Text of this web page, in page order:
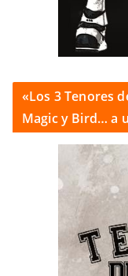
«Los 3 Tenores
Magic y Bird… a